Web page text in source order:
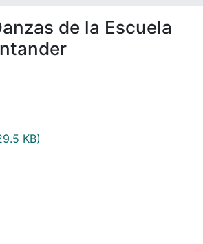
de la Escuela
KB)